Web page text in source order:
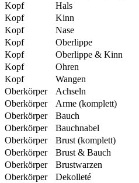
Kopf
Hals
Kopf
Kinn
Kopf
Nase
Kopf
Oberlippe
Kopf
Oberlippe & Kinn
Kopf
Ohren
Kopf
Wangen
Oberkörper
Achseln
Oberkörper
Arme (komplett)
Oberkörper
Bauch
Oberkörper
Bauchnabel
Oberkörper
Brust (komplett)
Oberkörper
Brust & Bauch
Oberkörper
Brustwarzen
Oberkörper
Dekolleté